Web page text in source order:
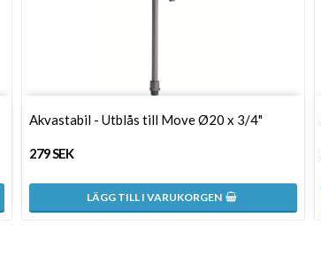
Akvastabil - Utblås till Move Ø20 x 3/4"
279 SEK
LÄGG TILL I VARUKORGEN